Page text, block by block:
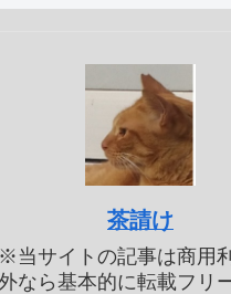
茶請け
※当サイトの記事は商用
なら基本的に転載フリ